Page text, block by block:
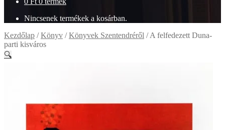
Nincsenek termékek a kosárban.
Kezdőlap /Könyv /Könyvek Szentendréről /A felfedezett Duna-
parti kisváros
🔍